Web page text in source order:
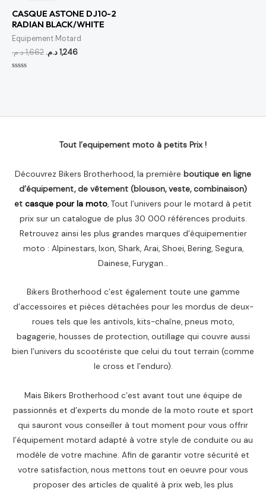
CASQUE ASTONE DJ10-2
RADIAN BLACK/WHITE
Equipement Motard
1,662د.م.
1,662 د.م..
1,246د.م.
1,246 د.م..
Tout l’equipement moto à petits Prix !
Découvrez Bikers Brotherhood, la première boutique en ligne
d’équipement, de vêtement (blouson, veste, combinaison)
et casque pour la moto , Tout l’univers pour le motard à petit
prix sur un catalogue de plus 30 000 références produits.
Retrouvez ainsi les plus grandes marques d’équipementier
moto : Alpinestars, Ixon, Shark, Arai, Shoei, Bering, Segura,
Dainese, Furygan…
Bikers Brotherhood c’est également toute une gamme
d’accessoires et pièces détachées pour les mordus de deux-
roues tels que les antivols, kits-chaîne, pneus moto,
bagagerie, housses de protection, outillage qui couvre aussi
bien l’univers du scootériste que celui du tout terrain (comme
le cross et l’enduro).
Mais Bikers Brotherhood c’est avant tout une équipe de
passionnés et d’experts du monde de la moto route et sport
qui sauront vous conseiller à tout moment pour vous offrir
l’équipement motard adapté à votre style de conduite ou au
modèle de votre machine. Afin de garantir votre sécurité et
votre satisfaction, nous mettons tout en oeuvre pour vous
proposer des articles de qualité à prix web, les plus